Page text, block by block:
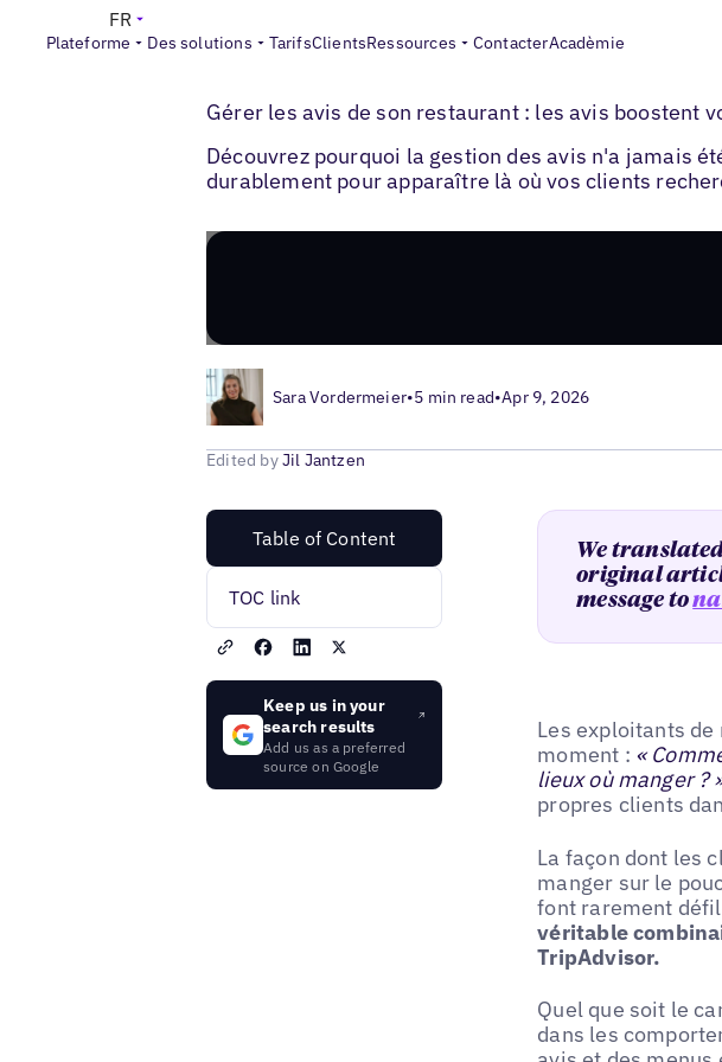
Plateforme Des solutions TarifsClientsRessources ContacterAcadèmie
FR
Blogs> Gestion des avis clients>
Gérer les avis de son restaurant : les avis boostent
Découvrez pourquoi la gestion des avis n'a jamais
durablement pour apparaître là où vos clients
Sara Vordermeier•5 min read•Apr 9, 2026
Edited byJil Jantzen
Table of Content
TOC link
Keep us in your
search results
Add us as a preferred
source on Google
We
original
message to
Les exploitants de
moment : «
lieux où manger ?
propres clients
La façon dont les
manger sur le
font rarement
véritable
TripAdvisor.
Quel que soit le
dans les